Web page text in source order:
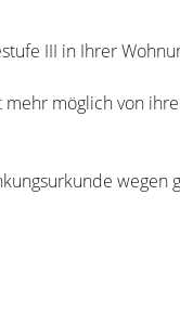
III in Ihrer
mehr möglich von
wegen